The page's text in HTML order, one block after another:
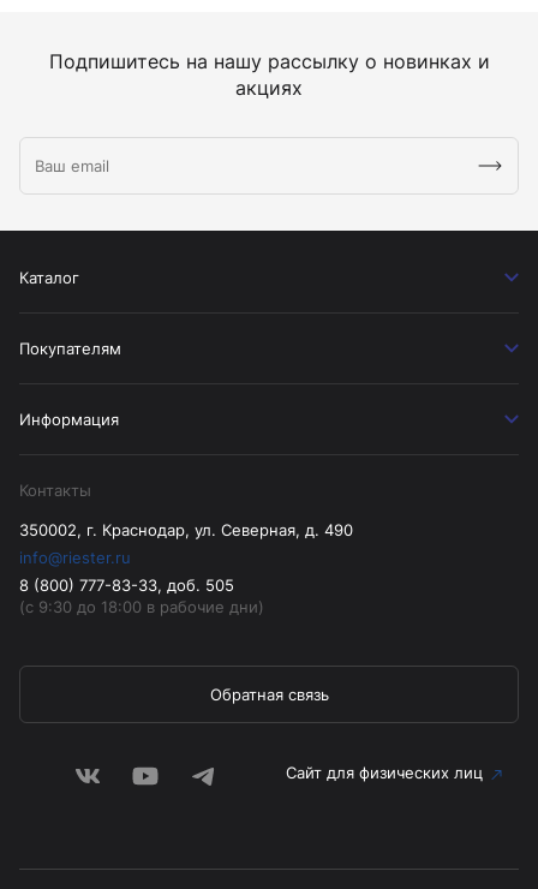
Подпишитесь на нашу рассылку о новинках и
акциях
Каталог
Покупателям
Информация
Контакты
350002, г. Краснодар, ул. Северная, д. 490
info@riester.ru
8 (800) 777-83-33, доб. 505
(с 9:30 до 18:00 в рабочие дни)
Обратная связь
Сайт для физических лиц